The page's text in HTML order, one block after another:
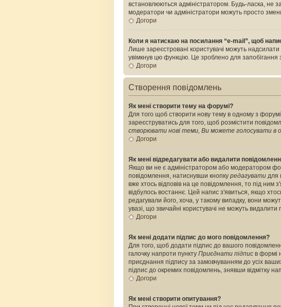
встановлюються адміністратором. Будь-ласка, не
модератори чи адміністратори можуть просто
Догори
Коли я натискаю на посилання “e-mail”, щоб
Лише зареєстровані користувачі можуть
увімкнув цю функцію. Це зроблено для
Догори
Створення повідомлень
Як мені створити тему на форумі?
Для того щоб створити нову тему в одному з
зареєструватись для того, щоб розмістити
створювати нові теми, Ви можете голосувати в
Догори
Як мені відредагувати або видалити
Якщо ви не є адміністратором або модератором
повідомлення, натиснувши кнопку редагувати для
вже хтось відповів на це повідомлення, то під ним
відбулось востаннє. Цей напис з'явиться, якщо
редагували його, хоча, у такому випадку, вони
увазі, що звичайні користувачі не можуть видалити
Догори
Як мені додати підпис до мого повідомлення?
Для того, щоб додати підпис до вашого
галочку напроти пункту Приєднати підпис в формі
приєднання підпису за замовчуванням до усіх
підпис до окремих повідомлень, знявши відмітку
Догори
Як мені створити опитування?